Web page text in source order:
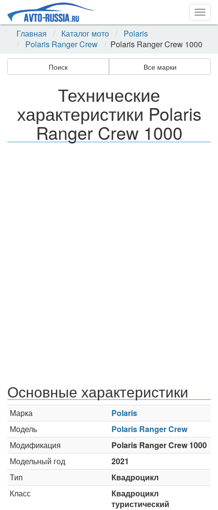
Главная
Каталог мото
Polaris
Polaris Ranger Crew
Polaris Ranger Crew 1000
Поиск Все марки
Технические
характеристики Polaris
Ranger Crew 1000
Основные характеристики
Марка
Polaris
Модель
Polaris Ranger Crew
Модификация
Polaris Ranger Crew 1000
Модельный год
2021
Тип
Квадроцикл
Класс
Квадроцикл
туристический